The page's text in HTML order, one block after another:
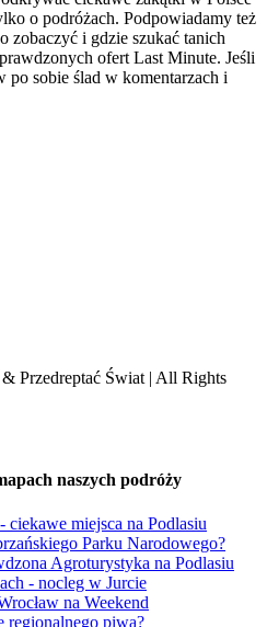
o podróżach. Podpowiadamy też
zobaczyć i gdzie szukać tanich
ofert Last Minute. Jeśli
po sobie ślad w komentarzach i
Przedreptać Świat | All Rights
naszych podróży